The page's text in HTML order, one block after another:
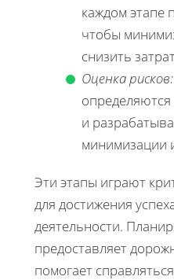
каждом этапе
чтобы
снизить
Оценка рисков:
и
минимизации
Эти этапы играют
для достижения
деятельности.
предоставляет
помогает